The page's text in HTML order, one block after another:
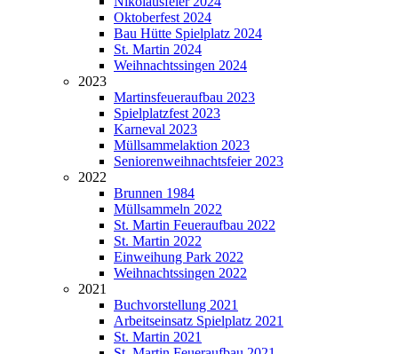
Oktoberfest 2024
Bau Hütte Spielplatz 2024
St. Martin 2024
Weihnachtssingen 2024
2023
Martinsfeueraufbau 2023
Spielplatzfest 2023
Karneval 2023
Müllsammelaktion 2023
Seniorenweihnachtsfeier 2023
2022
Brunnen 1984
Müllsammeln 2022
St. Martin Feueraufbau 2022
St. Martin 2022
Einweihung Park 2022
Weihnachtssingen 2022
2021
Buchvorstellung 2021
Arbeitseinsatz Spielplatz 2021
St. Martin 2021